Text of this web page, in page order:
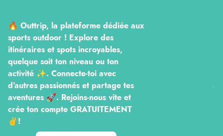
🔥 Outtrip, la plateforme dédiée aux
sports outdoor ! Explore des
itinéraires et spots incroyables,
quelque soit ton niveau ou ton
activité ✨. Connecte-toi avec
d'autres passionnés et partage tes
aventures 🚀. Rejoins-nous vite et
crée ton compte GRATUITEMENT
✌️!